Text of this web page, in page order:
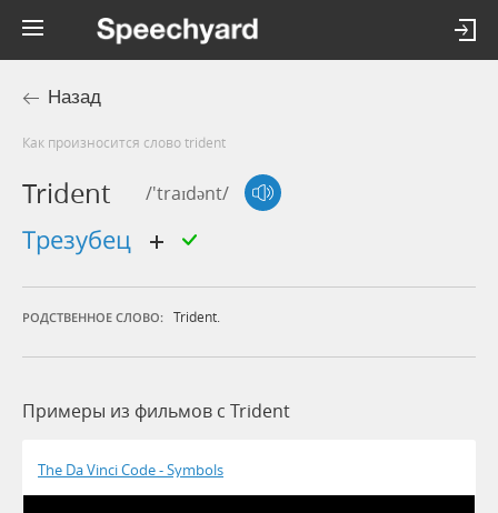
Назад
Как произносится слово trident
Trident /'traɪdənt/
трезубец
РОДСТВЕННОЕ СЛОВО: Trident.
Примеры из фильмов c Trident
The Da Vinci Code - Symbols